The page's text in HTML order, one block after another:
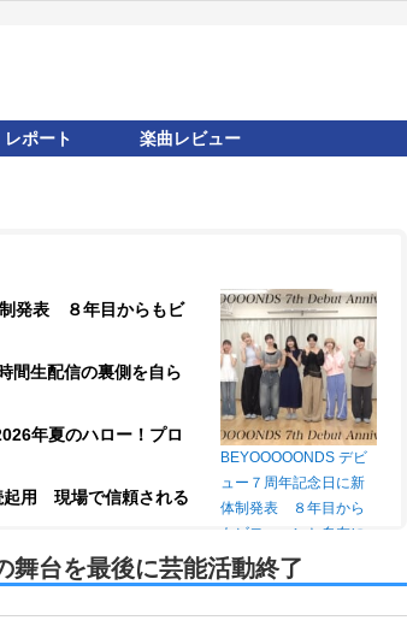
レポート 楽曲レビュー
制発表 ８年目からもビ
間生配信の裏側を自ら
年夏のハロー！プロ
起用 現場で信頼される
て山﨑愛生のメンバー
ース！アイドル×ROCK
BEYOOOOONDS デビ
ュー７周年記念日に新
体制発表 ８年目から
もビヨ～～ンと自在に
舞台を最後に芸能活動終了